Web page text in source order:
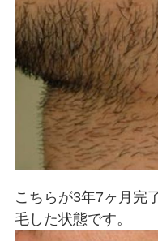
こちらが3年7ヶ月完
毛した状態です。